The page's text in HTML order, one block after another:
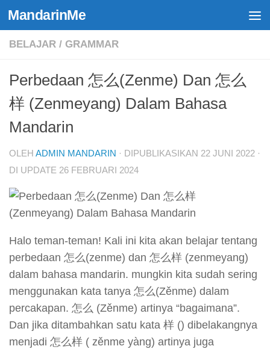
Skip to content
MandarinMe
BELAJAR / GRAMMAR
Perbedaan 怎么(Zenme) Dan 怎么
样 (Zenmeyang) Dalam Bahasa
Mandarin
OLEH ADMIN MANDARIN · DIPUBLIKASIKAN 22 JUNI 2022 ·
DI UPDATE 26 FEBRUARI 2024
Halo teman-teman! Kali ini kita akan belajar tentang
perbedaan 怎么(zenme) dan 怎么样 (zenmeyang)
dalam bahasa mandarin. mungkin kita sudah sering
menggunakan kata tanya 怎么(Zěnme) dalam
percakapan. 怎么 (Zěnme) artinya “bagaimana”.
Dan jika ditambahkan satu kata 样 () dibelakangnya
menjadi 怎么样 ( zěnme yàng) artinya juga